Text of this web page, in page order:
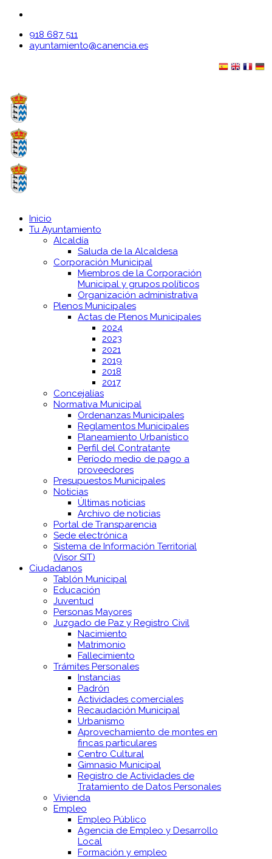
918 687 511
ayuntamiento@canencia.es
Inicio
Tu Ayuntamiento
Alcaldía
Saluda de la Alcaldesa
Corporación Municipal
Miembros de la Corporación
Municipal y grupos políticos
Organización administrativa
Plenos Municipales
Actas de Plenos Municipales
2024
2023
2021
2019
2018
2017
Concejalías
Normativa Municipal
Ordenanzas Municipales
Reglamentos Municipales
Planeamiento Urbanístico
Perfil del Contratante
Período medio de pago a
proveedores
Presupuestos Municipales
Noticias
Últimas noticias
Archivo de noticias
Portal de Transparencia
Sede electrónica
Sistema de Información Territorial
(Visor SIT)
Ciudadanos
Tablón Municipal
Educación
Juventud
Personas Mayores
Juzgado de Paz y Registro Civil
Nacimiento
Matrimonio
Fallecimiento
Trámites Personales
Instancias
Padrón
Actividades comerciales
Recaudación Municipal
Urbanismo
Aprovechamiento de montes en
fincas particulares
Centro Cultural
Gimnasio Municipal
Registro de Actividades de
Tratamiento de Datos Personales
Vivienda
Empleo
Empleo Público
Agencia de Empleo y Desarrollo
Local
Formación y empleo